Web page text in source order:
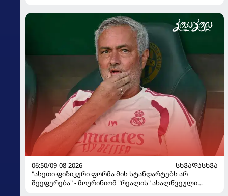
06:50/09-08-2026
ᲡᲮᲕᲐᲓᲐᲡᲮᲕᲐ
"ასეთი ფიზიკური ფორმა მის სტანდარტებს არ
შეეფერება" - მოურინიომ "რეალის" ახალწვეული